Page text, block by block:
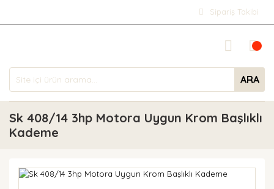
Sipariş Takibi
ARA
Sk 408/14 3hp Motora Uygun Krom Başlıklı
Kademe